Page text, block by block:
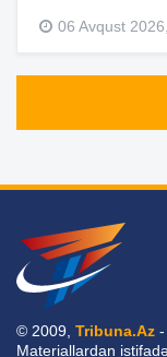
06 Avqust
© 2009, Tribuna.Az
Materiallardan